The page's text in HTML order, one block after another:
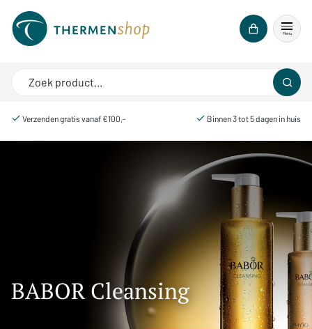
Menu
Verzenden gratis vanaf €100,- Binnen 3 tot 5 dagen in huis
BABOR Cleansing